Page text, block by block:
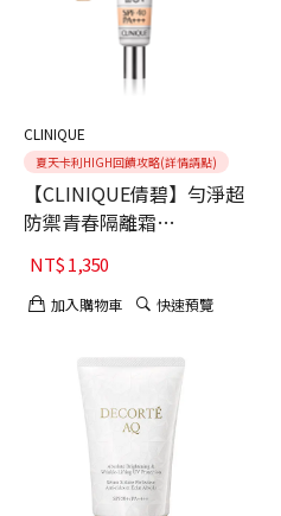
CLINIQUE
夏天卡利HIGH回饋攻略(詳情請點)
【CLINIQUE倩碧】勻淨超
防禦青春隔離霜
SPF40/PA+++
NT$1,350
加入購物車 快速預覽